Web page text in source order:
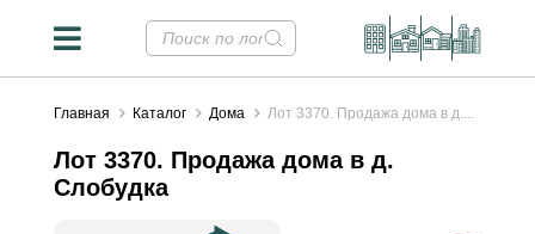
Главная Каталог Дома Лот 3370. Продажа дома в д....
Лот 3370. Продажа дома в д.
Слобудка